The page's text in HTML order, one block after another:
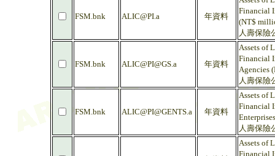
FSM.bnk ALIC@PI.a 年資料
Financial
(NT$
人壽保險
FSM.bnk ALIC@PI@GS.a 年資料
Assets of
Financial
Agencies
人壽保險
FSM.bnk ALIC@PI@GENTS.a 年資料
Assets of
Financial
人壽保險
Assets of
Financial